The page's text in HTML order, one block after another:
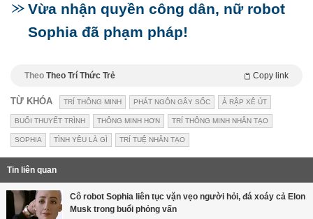
Vừa nhận quyền công dân, nữ robot
Sophia đã phạm pháp!
Theo Theo Trí Thức Trẻ Copy link
TỪ KHÓA TRÍ THÔNG MINH PHÁT NGÔN GÂY SỐC Ả RẬP XÊ ÚT
BUỔI THUYẾT TRÌNH THÔNG MINH HƠN TRÍ THÔNG MINH NHÂN TẠO
SOPHIA TÌNH YÊU LÀ GÌ TRÍ TUỆ NHÂN TẠO
Tin liên quan
Cô robot Sophia liên tục vặn vẹo người hỏi, đá xoáy cả Elon
Musk trong buổi phỏng vấn